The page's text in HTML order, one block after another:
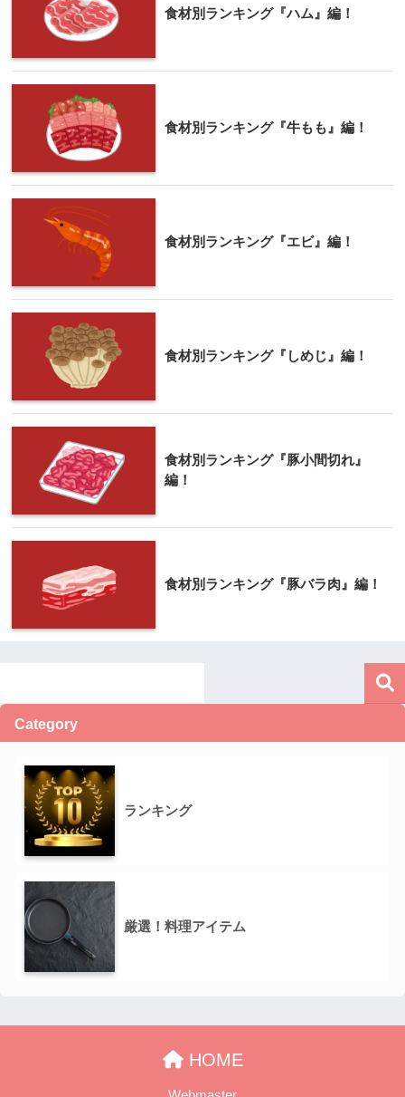
食材別ランキング『ハム』編！
食材別ランキング『牛もも』編！
食材別ランキング『エビ』編！
食材別ランキング『しめじ』編！
食材別ランキング『豚小間切れ』
編！
食材別ランキング『豚バラ肉』編！
Category
ランキング
厳選！料理アイテム
HOME